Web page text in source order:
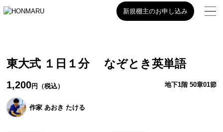
新規棚主のお申し込み
東大式 １日１分 なぞとき英単語
1,200円（税込） 地下1階 50章01節
作家 あおき たける